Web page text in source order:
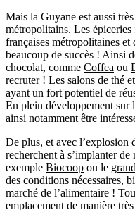
Mais la Guyane est aussi
métropolitains. Les épiceries
françaises métropolitaines
beaucoup de succès ! Ainsi
chocolat, comme Coffea ou
recruter ! Les salons de thé
ayant un fort potentiel de
En plein développement sur
ainsi notamment être
De plus, et avec l’explosion
recherchent à s’implanter
exemple Biocoop ou le
des conditions nécessaires,
marché de l’alimentaire !
emplacement de manière